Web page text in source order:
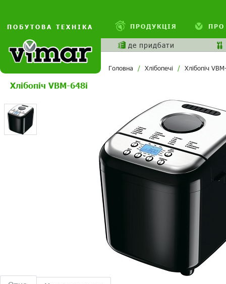
ПОБУТОВА ТЕХНІКА ПРОДУКЦІЯ ПРО
де придбати
Головна Хлібопечі Хлібопіч
Хлібопіч VBM-648i